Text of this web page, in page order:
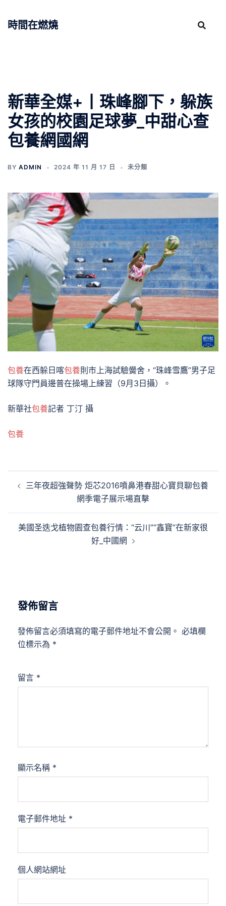
時間在燃燒
新華全媒+丨珠峰腳下，躲族
女孩的校園足球夢_中甜心查
包養網國網
BY ADMIN 2024 年 11 月 17 日 未分類
包養在西躲日喀包養則市上海試驗黌舍，“珠峰雪鷹”男子足
球隊守門員邊普在操場上練習（9月3日攝）。
新華社包養記者 丁汀 攝
包養
章
三年夜超強聲勢 炬芯2016噴鼻港春甜心寶貝聊包養
網季電子展示場直擊
美國圣迭戈植物園查包養行情：“云川”“鑫寶”在新家很
好_中國網
發佈留言
發佈留言必須填寫的電子郵件地址不會公開。 必填欄
位標示為 *
留言 *
顯示名稱 *
電子郵件地址 *
個人網站網址